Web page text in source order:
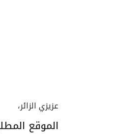
عزيزي الزائر،
الموقع